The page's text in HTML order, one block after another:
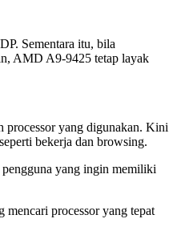
Sementara itu, bila
AMD A9-9425 tetap layak
processor yang digunakan. Kini
bekerja dan browsing.
yang ingin memiliki
mencari processor yang tepat